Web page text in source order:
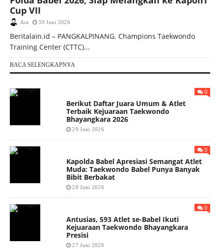
Cup VII
Ara 30 Juni 2026
Beritalain.id – PANGKALPINANG. Champions Taekwondo
Training Center (CTTC)...
BACA SELENGKAPNYA
0
Berikut Daftar Juara Umum & Atlet
Terbaik Kejuaraan Taekwondo
Bhayangkara 2026
29 Juni 2026
0
Kapolda Babel Apresiasi Semangat Atlet
Muda: Taekwondo Babel Punya Banyak
Bibit Berbakat
28 Juni 2026
0
Antusias, 593 Atlet se-Babel Ikuti
Kejuaraan Taekwondo Bhayangkara
Presisi
27 Juni 2026